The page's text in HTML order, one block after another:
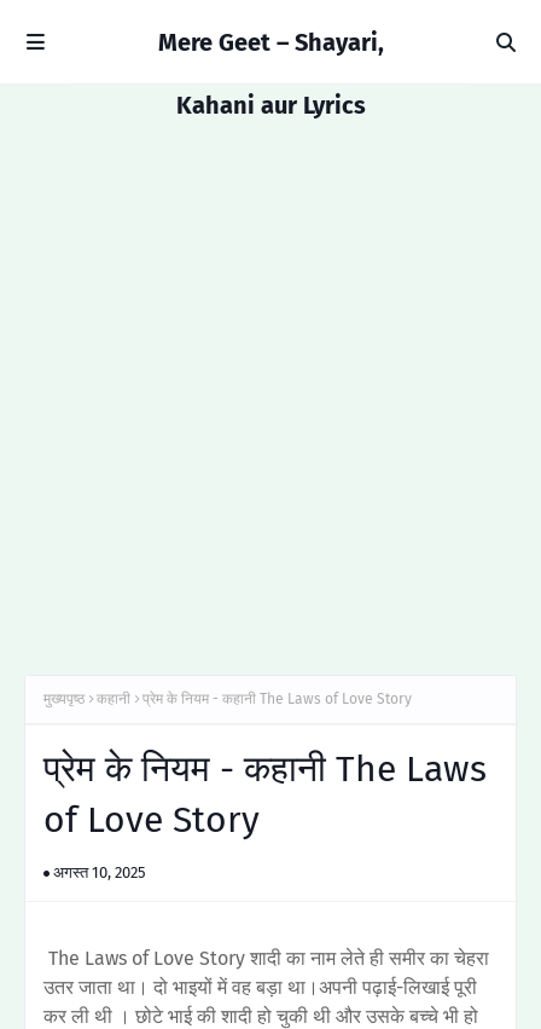
Mere Geet – Shayari,
Kahani aur Lyrics
मुख्यपृष्ठ कहानी प्रेम के नियम - कहानी The Laws of Love Story
प्रेम के नियम - कहानी The Laws
of Love Story
अगस्त 10, 2025
The Laws of Love Story शादी का नाम लेते ही समीर का चेहरा
उतर जाता था। दो भाइयों में वह बड़ा था।अपनी पढ़ाई-लिखाई पूरी
कर ली थी ।‌ छोटे भाई की शादी हो चुकी थी और उसके बच्चे भी हो